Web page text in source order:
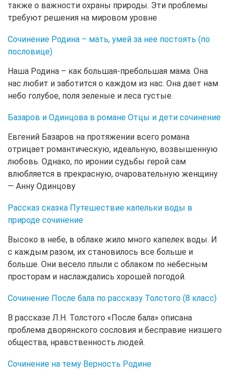
также о важности охраны природы. Эти проблемы
требуют решения на мировом уровне
Сочинение Родина – мать, умей за нее постоять (по
пословице)
Наша Родина – как большая-пребольшая мама. Она
нас любит и заботится о каждом из нас. Она дает нам
небо голубое, поля зеленые и леса густые.
Базаров и Одинцова в романе Отцы и дети сочинение
Евгений Базаров на протяжении всего романа
отрицает романтическую, идеальную, возвышенную
любовь. Однако, по иронии судьбы герой сам
влюбляется в прекрасную, очаровательную женщину
— Анну Одинцову
Рассказ сказка Путешествие капельки воды в
природе сочинение
Высоко в небе, в облаке жило много капелек воды. И
с каждым разом, их становилось все больше и
больше. Они весело плыли с облаком по небесным
просторам и наслаждались хорошей погодой.
Сочинение После бала по рассказу Толстого (8 класс)
В рассказе Л.Н. Толстого «После бала» описана
проблема дворянского сословия и бесправие низшего
общества, нравственность людей.
Сочинение на тему Верность Родине